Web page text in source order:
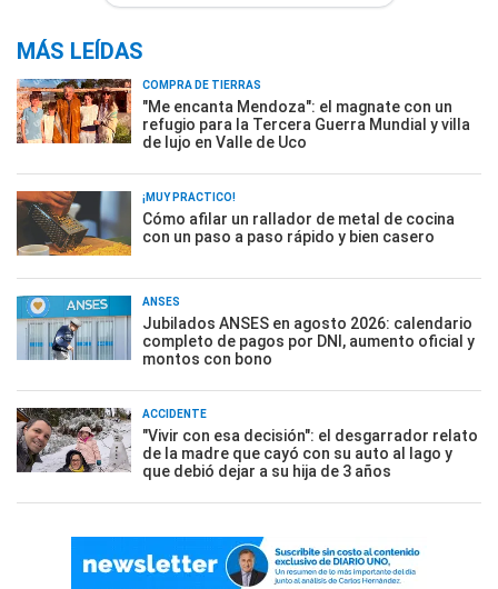
MÁS LEÍDAS
COMPRA DE TIERRAS
"Me encanta Mendoza": el magnate con un
refugio para la Tercera Guerra Mundial y villa
de lujo en Valle de Uco
¡MUY PRÁCTICO!
Cómo afilar un rallador de metal de cocina
con un paso a paso rápido y bien casero
ANSES
Jubilados ANSES en agosto 2026: calendario
completo de pagos por DNI, aumento oficial y
montos con bono
ACCIDENTE
"Vivir con esa decisión": el desgarrador relato
de la madre que cayó con su auto al lago y
que debió dejar a su hija de 3 años